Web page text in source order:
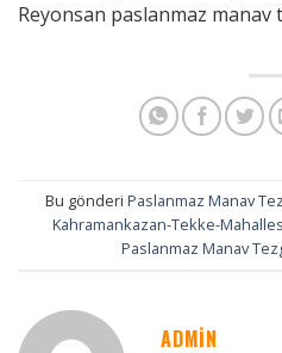
Reyonsan paslanmaz manav
Bu gönderi Paslanmaz Manav
Kahramankazan-Tekke-
Paslanmaz Manav
ADMIN